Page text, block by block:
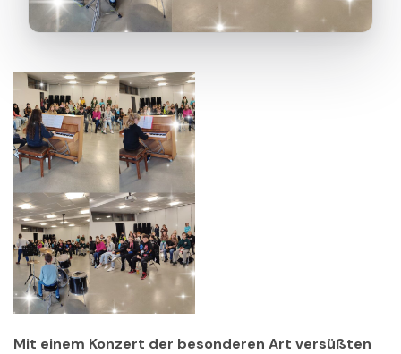
Mit einem Konzert der besonderen Art versüßten